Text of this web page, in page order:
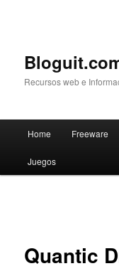
Recursos web e
Skip
to
Home Freeware
Juegos
Quantic